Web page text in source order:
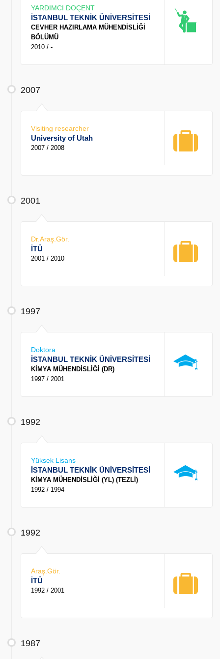
YARDIMCI DOÇENT
İSTANBUL TEKNİK ÜNİVERSİTESİ
CEVHER HAZIRLAMA MÜHENDİSLİĞİ
BÖLÜMÜ
2010 / -
2007
Visiting researcher
University of Utah
2007 / 2008
2001
Dr.Araş.Gör.
İTÜ
2001 / 2010
1997
Doktora
İSTANBUL TEKNİK ÜNİVERSİTESİ
KİMYA MÜHENDİSLİĞİ (DR)
1997 / 2001
1992
Yüksek Lisans
İSTANBUL TEKNİK ÜNİVERSİTESİ
KİMYA MÜHENDİSLİĞİ (YL) (TEZLİ)
1992 / 1994
1992
Araş.Gör.
İTÜ
1992 / 2001
1987